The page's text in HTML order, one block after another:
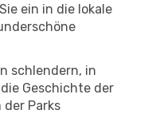
ein in die lokale
schlendern, in
Geschichte der
Parks